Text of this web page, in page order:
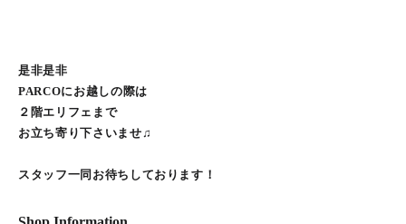
是非是非
PARCOにお越しの際は
２階エリフェまで
お立ち寄り下さいませ♫
スタッフ一同お待ちしております！